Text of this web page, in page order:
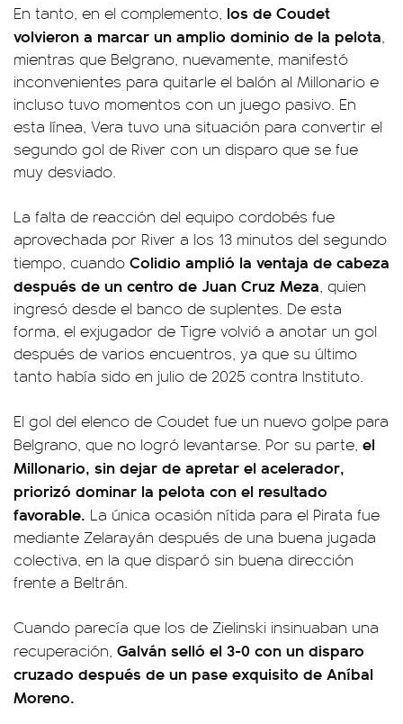
En tanto, en el complemento, los de Coudet
volvieron a marcar un amplio dominio de la pelota,
mientras que Belgrano, nuevamente, manifestó
inconvenientes para quitarle el balón al Millonario e
incluso tuvo momentos con un juego pasivo. En
esta línea, Vera tuvo una situación para convertir el
segundo gol de River con un disparo que se fue
muy desviado.
La falta de reacción del equipo cordobés fue
aprovechada por River a los 13 minutos del segundo
tiempo, cuando Colidio amplió la ventaja de cabeza
después de un centro de Juan Cruz Meza, quien
ingresó desde el banco de suplentes. De esta
forma, el exjugador de Tigre volvió a anotar un gol
después de varios encuentros, ya que su último
tanto había sido en julio de 2025 contra Instituto.
El gol del elenco de Coudet fue un nuevo golpe para
Belgrano, que no logró levantarse. Por su parte, el
Millonario, sin dejar de apretar el acelerador,
priorizó dominar la pelota con el resultado
favorable. La única ocasión nítida para el Pirata fue
mediante Zelarayán después de una buena jugada
colectiva, en la que disparó sin buena dirección
frente a Beltrán.
Cuando parecía que los de Zielinski insinuaban una
recuperación, Galván selló el 3-0 con un disparo
cruzado después de un pase exquisito de Aníbal
Moreno.